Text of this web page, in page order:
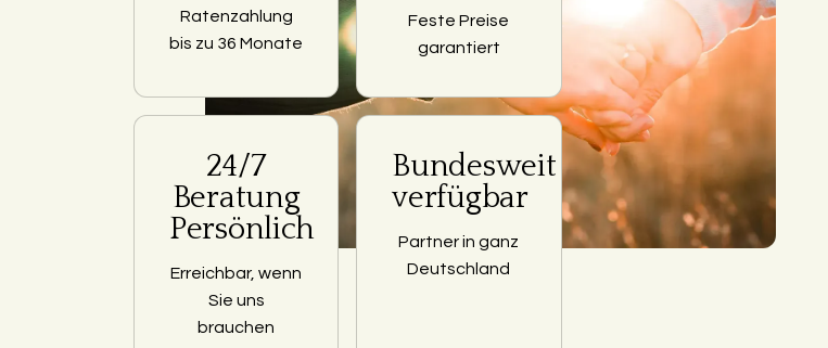
Ratenzahlung
bis zu 36 Monate
Feste Preise
garantiert
24/7
Beratung
Persönlich
Erreichbar, wenn
Sie uns
brauchen
Bundesweit
verfügbar
Partner in ganz
Deutschland